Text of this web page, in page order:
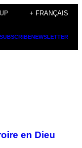
+ FRANÇAIS
SUBSCRIBENEWSLETTER
en Dieu